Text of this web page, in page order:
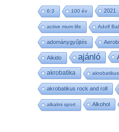
6:3 100 év 2021
active mum life Adolf
adománygyűjtés
Aikido ajánló
akrobatika
akrobatikus rock and roll
alkalmi sport Alkohol